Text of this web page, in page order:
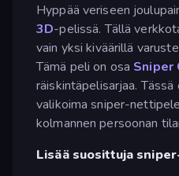
Hyppää veriseen
3D-pelissä. Tällä
vain yksi kiväärillä
Tämä peli on osa Sniper
räiskintäpelisarjaa. Tässä
valikoima sniper-
kolmannen persoonan
Lisää suosittuja